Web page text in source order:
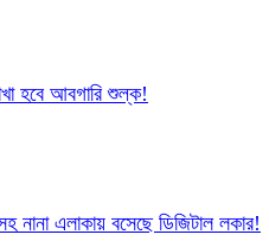
হবে আবগারি শুল্ক!
নানা এলাকায় বসেছে ডিজিটাল লকার!